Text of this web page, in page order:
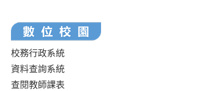
校務行政系統
資料查詢系統
查閱教師課表